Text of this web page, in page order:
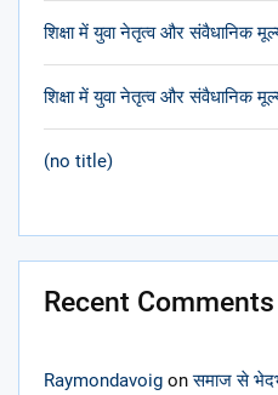
शिक्षा में युवा नेतृत्व और संवैधानिक
शिक्षा में युवा नेतृत्व और संवैधानिक
(no title)
Recent Comments
Raymondavoig onसमाज से